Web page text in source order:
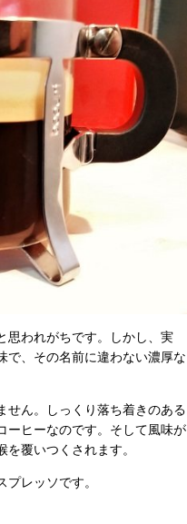
思われがちです。しかし、実
で、その名前に違わない濃厚な
せん。しっくり落ち着きのある
ーヒーなのです。そして風味が
覆いつくされます。
レッソです。